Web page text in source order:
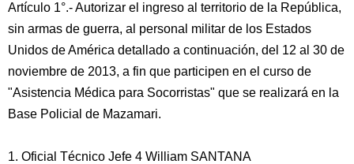
Artículo 1°.- Autorizar el ingreso al territorio de la República,
sin armas de guerra, al personal militar de los Estados
Unidos de América detallado a continuación, del 12 al 30 de
noviembre de 2013, a fin que participen en el curso de
"Asistencia Médica para Socorristas" que se realizará en la
Base Policial de Mazamari.
1. Oficial Técnico Jefe 4 William SANTANA